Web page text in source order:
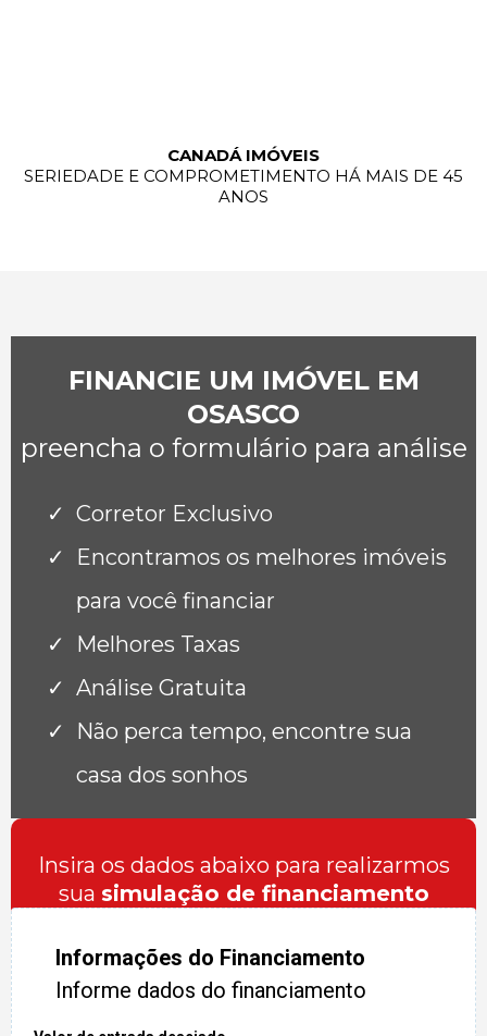
CANADÁ IMÓVEIS
SERIEDADE E COMPROMETIMENTO HÁ MAIS DE 45
ANOS
FINANCIE UM IMÓVEL EM
OSASCO
preencha o formulário para análise
Corretor Exclusivo
Encontramos os melhores imóveis
para você financiar
Melhores Taxas
Análise Gratuita
Não perca tempo, encontre sua
casa dos sonhos
Insira os dados abaixo para realizarmos
sua simulação de financiamento
Informações do Financiamento
Informe dados do financiamento